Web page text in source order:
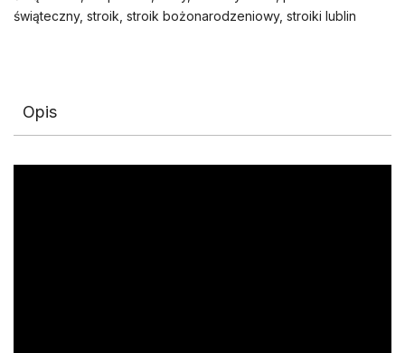
świąteczny, stroik, stroik bożonarodzeniowy, stroiki lublin
Opis